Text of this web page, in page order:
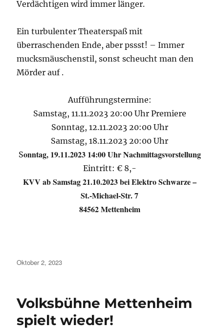
Verdächtigen wird immer länger.
Ein turbulenter Theaterspaß mit
überraschenden Ende, aber pssst! – Immer
mucksmäuschenstil, sonst scheucht man den
Mörder auf .
Aufführungstermine:
Samstag, 11.11.2023 20:00 Uhr Premiere
Sonntag, 12.11.2023 20:00 Uhr
Samstag, 18.11.2023 20:00 Uhr
Sonntag, 19.11.2023 14:00 Uhr Nachmittagsvorstellung
Eintritt: € 8,-
KVV ab Samstag 21.10.2023 bei Elektro Schwarze –
St.-Michael-Str. 7
84562 Mettenheim
Veröffentlicht
Oktober 2, 2023
Volksbühne Mettenheim
spielt wieder!